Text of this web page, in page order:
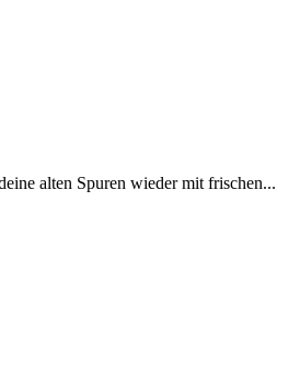
alten Spuren wieder mit frischen...